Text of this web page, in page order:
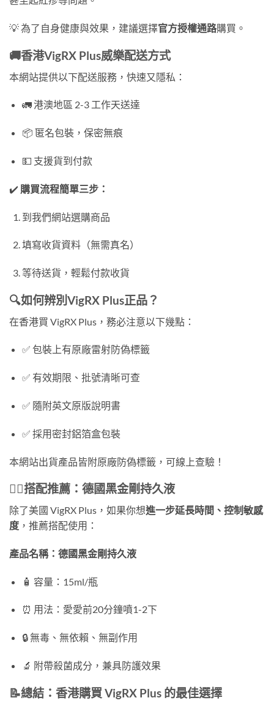
💡 為了自身健康與效果，建議選擇官方授權通路購買。
🚚香港VigRX Plus威樂配送方式
本網站提供以下配送服務，快速又隱私：
🚛 港澳地區 2-3 工作天送達
📦 匿名包裝，保密無痕
💵 支援貨到付款
✔️ 購買流程簡單三步：
到我們網站選購商品
填寫收貨資料（無需真名）
等待送貨，輕鬆付款收貨
🔍如何辨別VigRX Plus正品？
在香港買 VigRX Plus，務必注意以下幾點：
✅ 包裝上有原廠雷射防偽標籤
✅ 有效期限、批號清晰可查
✅ 隨附英文原版說明書
✅ 採用密封鋁箔盒包裝
本網站出貨產品皆附原廠防偽標籤，可線上查驗！
👨‍⚕️搭配推薦：德國黑金剛持久液
除了美國 VigRX Plus，如果你想進一步延長時間、控制敏感
度 ，推薦搭配使用：
產品名稱：德國黑金剛持久液
🧴 容量：15ml/瓶
⏰ 用法：愛愛前20分鐘噴1-2下
🔒 無毒、無依賴、無副作用
🔬 附帶殺菌成分，兼具防護效果
📝總結：香港購買 VigRX Plus 的最佳選擇